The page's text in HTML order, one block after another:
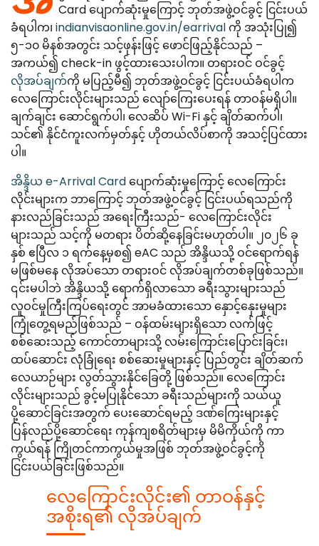
Missed Deadline
NRI Guide
Card ပျောက်ဆုံးမှုကြောင့် ဘုတ်အဖွဲ့ဝင်ခွင့် ငြင်းပယ်
ခံရပါက၊ indianvisaonline.gov.in/earrival ကို အသုံးပြု၍
၅-၁၀ မိနစ်အတွင်း သင့်ဖုန်းဖြင့် ဖောင်ဖြည့်နိုင်သည် –
အကယ်၍ check-in ဖွင့်ထားသေးပါက။ တရားဝင် ဝင်ခွင့်
လိုအပ်ချက်ကို မပြည့်မီ၍ ဘုတ်အဖွဲ့ဝင်ခွင့် ငြင်းပယ်ခံရပါက
လေကြောင်းလိုင်းများသည် လျော်ကြေးပေးရန် တာဝန်မရှိပါ။
ချက်ချင်း ဆောင်ရွက်ပါ၊ လေဆိပ် Wi-Fi နှင့် ချိတ်ဆက်ပါ၊
သင်၏ နိုင်ငံကူးလက်မှတ်နှင့် ဟိုတယ်လိပ်စာကို အသင့်ပြင်ထား
ပါ။
အိန္ဒိယ e-Arrival Cardပျောက်ဆုံးမှုကြောင့် လေကြောင်း
လိုင်းများက ဘာကြောင့် ဘုတ်အဖွဲ့ဝင်ခွင့် ငြင်းပယ်ရသည်ကို
နားလည်ခြင်းသည် အရေးကြီးသည်- လေကြောင်းလိုင်း
များသည် သင့်ကို မတရား ပိတ်ဆို့နေခြင်းမဟုတ်ပါ။ ၂၀၂၆ ခု
နှစ် ဧပြီလ ၁ ရက်နေ့မှစ၍ eAC သည် အိန္ဒိယသို့ ဝင်ရောက်ရန်
မဖြစ်မနေ လိုအပ်သော တရားဝင် လိုအပ်ချက်တစ်ခုဖြစ်သည်။
၎င်းမပါဘဲ အိန္ဒိယသို့ ရောက်ရှိလာသော ခရီးသွားများသည်
လူဝင်မှုကြီးကြပ်ရေးတွင် အာမခံထားသော နှောင့်နှေးမှုများ
ကြုံတွေ့ရမည်ဖြစ်သည် – ဝန်ထမ်းများရှိသော လက်ဖြင့်
စစ်ဆေးသည့် ကောင်တာများသို့ လမ်းကြောင်းပြောင်းခြင်း၊
ထပ်ဆောင်း လုံခြုံရေး စစ်ဆေးမှုများနှင့် ပြည်တွင်း ချိတ်ဆက်
လေယာဉ်များ လွတ်သွားနိုင်ခြေတို့ ဖြစ်သည်။ လေကြောင်း
လိုင်းများသည် ခွင့်မပြုနိုင်သော ခရီးသည်များကို သယ်ယူ
ပို့ဆောင်ခြင်းအတွက် ပေးဆောင်ရမည့် ဒဏ်ကြေးများနှင့်
ပြန်လည်ပို့ဆောင်ရေး ကုန်ကျစရိတ်များမှ မိမိကိုယ်ကို ကာ
ကွယ်ရန် ကြိုတင်ကာကွယ်မှုအဖြစ် ဘုတ်အဖွဲ့ဝင်ခွင့်ကို
ငြင်းပယ်ခြင်းဖြစ်သည်။
လေကြောင်းလိုင်း၏ တာဝန်နှင့်
အစိုးရ၏ လိုအပ်ချက်